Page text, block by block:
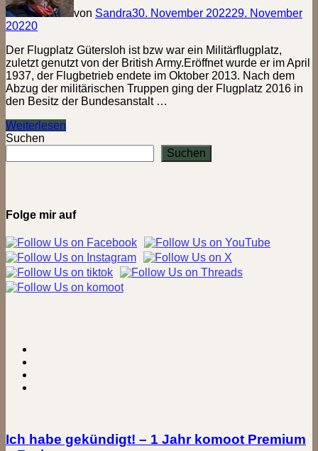
von Sandra30. November 202229. November
20220
Der Flugplatz Gütersloh ist bzw war ein Militärflugplatz,
zuletzt genutzt von der British Army.Eröffnet wurde er im April
1937, der Flugbetrieb endete im Oktober 2013. Nach dem
Abzug der militärischen Truppen ging der Flugplatz 2016 in
den Besitz der Bundesanstalt …
Führung
auf
Flugplatz
Gütersloh
Weiterlesen
Suchen
Suchen
Folge mir auf
Ich habe gekündigt! – 1 Jahr komoot Premium